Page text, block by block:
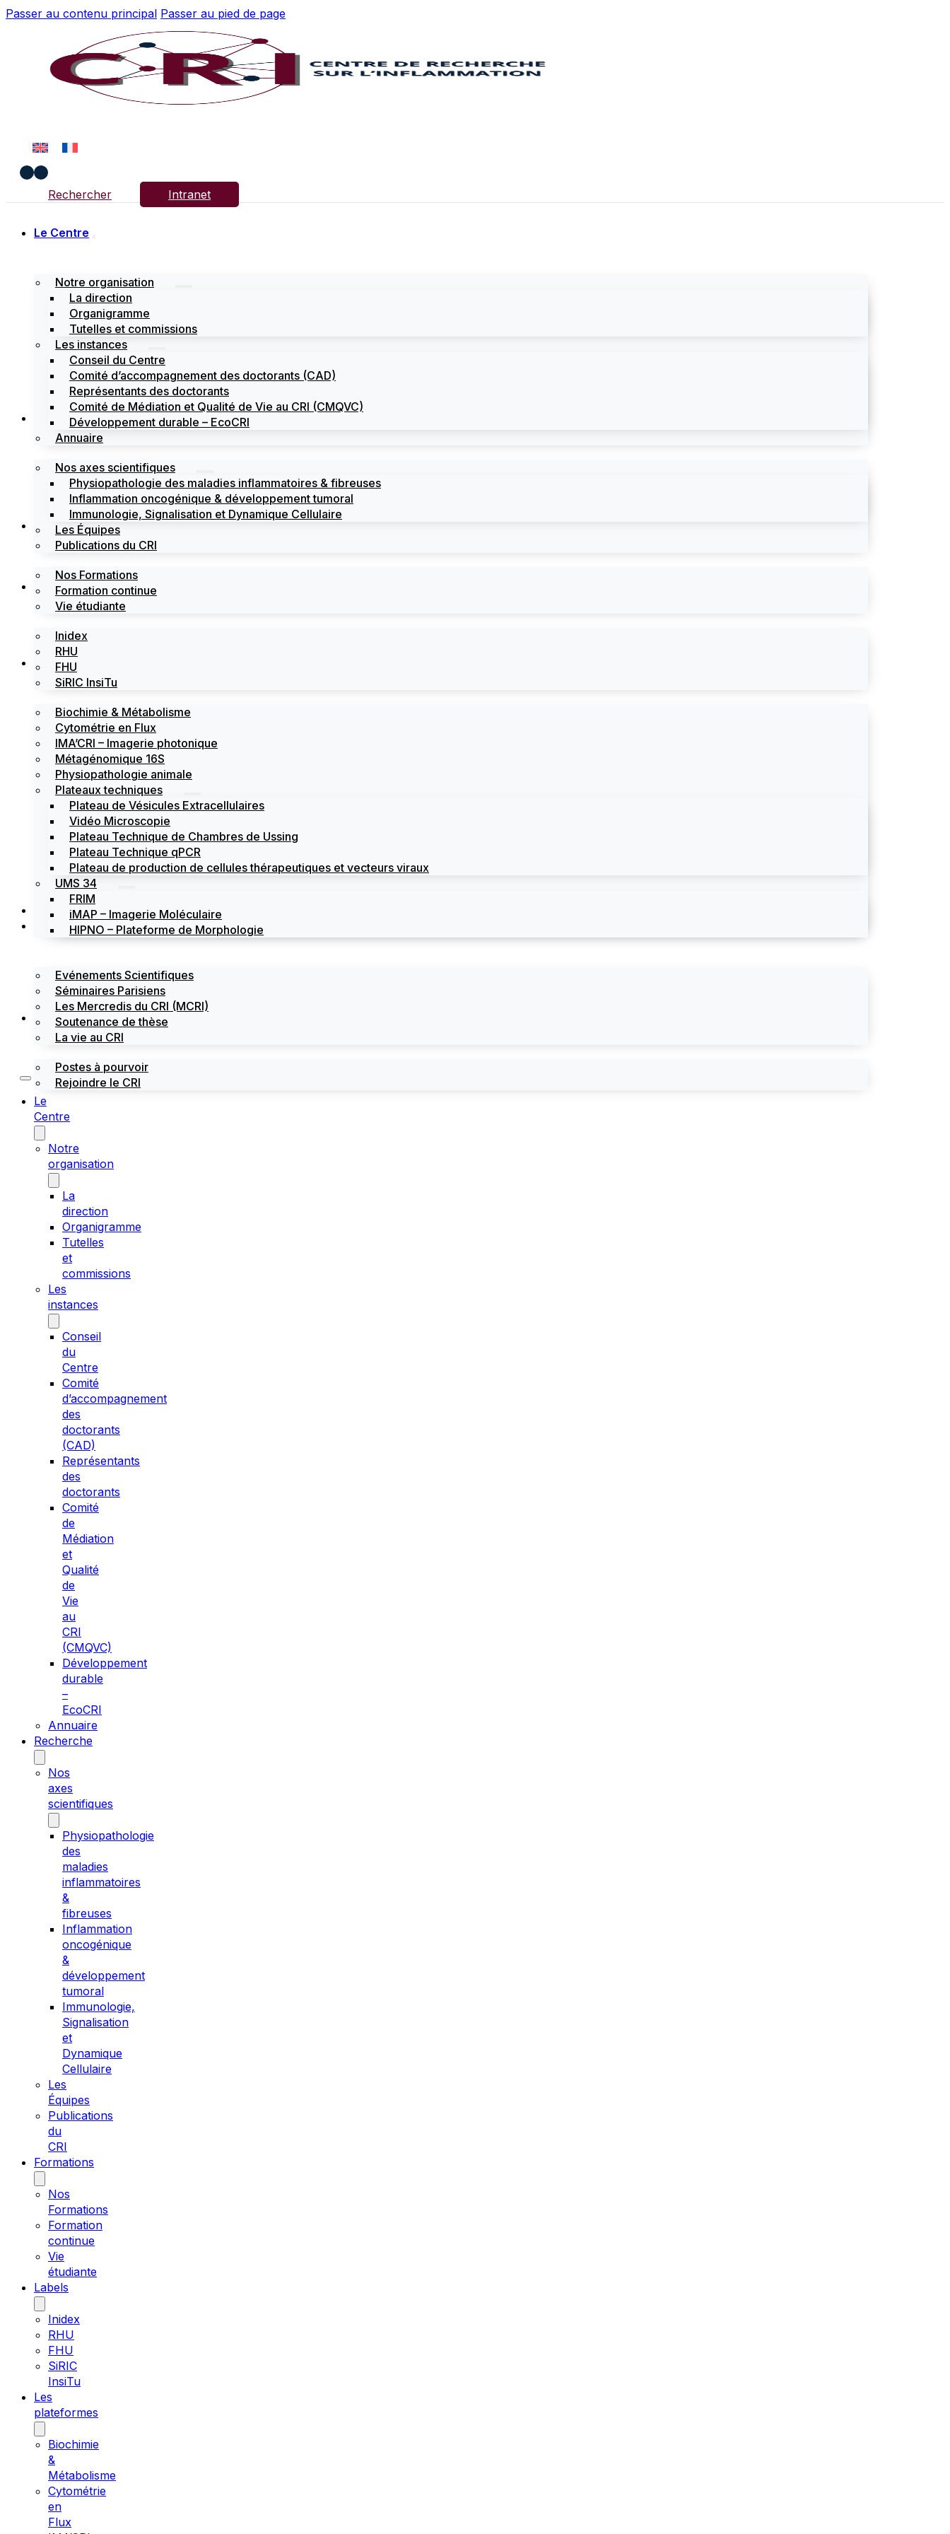
Passer au contenu principal Passer au pied de page
Rechercher Intranet
Le Centre
Notre organisation
La direction
Organigramme
Tutelles et commissions
Les instances
Conseil du Centre
Comité d’accompagnement des doctorants (CAD)
Représentants des doctorants
Comité de Médiation et Qualité de Vie au CRI (CMQVC)
Développement durable – EcoCRI
Annuaire
Recherche
Nos axes scientifiques
Physiopathologie des maladies inflammatoires & fibreuses
Inflammation oncogénique & développement tumoral
Immunologie, Signalisation et Dynamique Cellulaire
Les Équipes
Publications du CRI
Formations
Nos Formations
Formation continue
Vie étudiante
Labels
Inidex
RHU
FHU
SiRIC InsiTu
Les plateformes
Biochimie & Métabolisme
Cytométrie en Flux
IMA’CRI – Imagerie photonique
Métagénomique 16S
Physiopathologie animale
Plateaux techniques
Plateau de Vésicules Extracellulaires
Vidéo Microscopie
Plateau Technique de Chambres de Ussing
Plateau Technique qPCR
Plateau de production de cellules thérapeutiques et vecteurs viraux
UMS 34
FRIM
iMAP – Imagerie Moléculaire
HIPNO – Plateforme de Morphologie
Actualités
Évènements
Evénements Scientifiques
Séminaires Parisiens
Les Mercredis du CRI (MCRI)
Soutenance de thèse
La vie au CRI
Emploi / stages
Postes à pourvoir
Rejoindre le CRI
Le
Centre
Notre
organisation
La
direction
Organigramme
Tutelles
et
commissions
Les
instances
Conseil
du
Centre
Comité
d’accompagnement
des
doctorants
(CAD)
Représentants
des
doctorants
Comité
de
Médiation
et
Qualité
de
Vie
au
CRI
(CMQVC)
Développement
durable
–
EcoCRI
Annuaire
Recherche
Nos
axes
scientifiques
Physiopathologie
des
maladies
inflammatoires
&
fibreuses
Inflammation
oncogénique
&
développement
tumoral
Immunologie,
Signalisation
et
Dynamique
Cellulaire
Les
Équipes
Publications
du
CRI
Formations
Nos
Formations
Formation
continue
Vie
étudiante
Labels
Inidex
RHU
FHU
SiRIC
InsiTu
Les
plateformes
Biochimie
&
Métabolisme
Cytométrie
en
Flux